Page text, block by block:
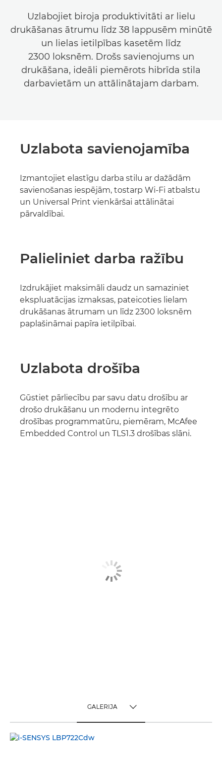
Uzlabojiet biroja produktivitāti ar lielu
drukāšanas ātrumu līdz 38 lappusēm minūtē
un lielas ietilpības kasetēm līdz
2300 loksnēm. Drošs savienojums un
drukāšana, ideāli piemērots hibrīda stila
darbavietām un attālinātajam darbam.
Uzlabota savienojamība
Izmantojiet elastīgu darba stilu ar dažādām
savienošanas iespējām, tostarp Wi-Fi atbalstu
un Universal Print vienkāršai attālinātai
pārvaldībai.
Palieliniet darba ražību
Izdrukājiet maksimāli daudz un samaziniet
ekspluatācijas izmaksas, pateicoties lielam
drukāšanas ātrumam un līdz 2300 loksnēm
paplašināmai papīra ietilpībai.
Uzlabota drošība
Gūstiet pārliecību par savu datu drošību ar
drošo drukāšanu un modernu integrēto
drošības programmatūru, piemēram, McAfee
Embedded Control un TLS1.3 drošības slāni.
GALERIJA